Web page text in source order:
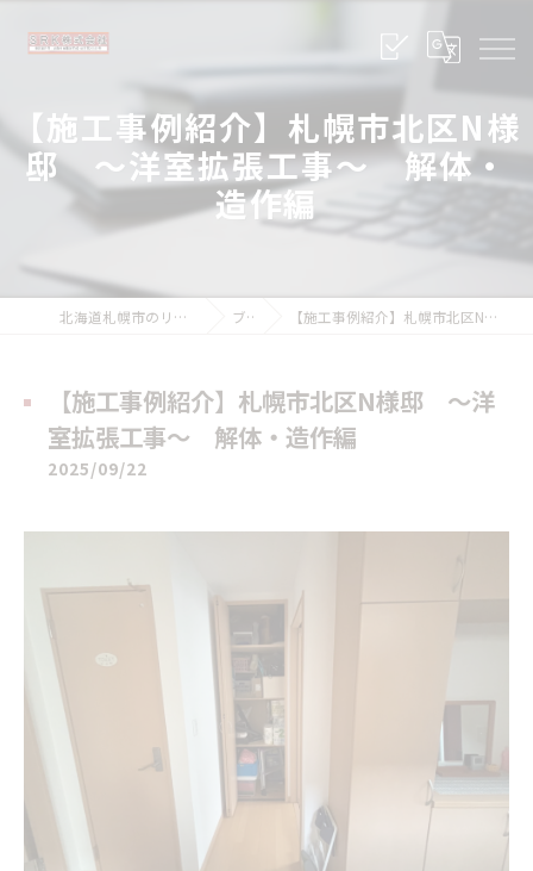
【施工事例紹介】札幌市北区N様
邸 ～洋室拡張工事～ 解体・
造作編
北海道札幌市のリフォームならSRK株式会社 ブログ 【施工事例紹介】札幌市北区N様邸 ～洋室拡張工事～ 解体・造作編
【施工事例紹介】札幌市北区N様邸 ～洋
室拡張工事～ 解体・造作編
2025/09/22